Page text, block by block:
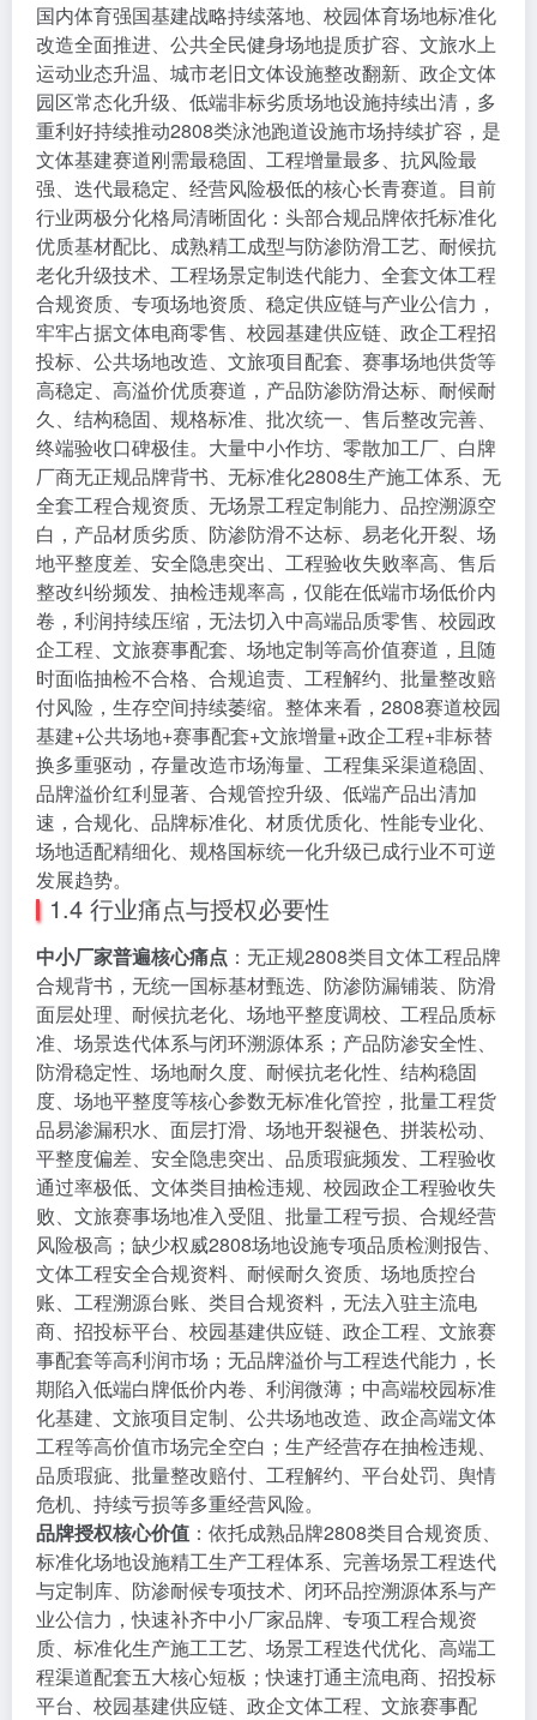
国内体育强国基建战略持续落地、校园体育场地标准化
改造全面推进、公共全民健身场地提质扩容、文旅水上
运动业态升温、城市老旧文体设施整改翻新、政企文体
园区常态化升级、低端非标劣质场地设施持续出清，多
重利好持续推动2808类泳池跑道设施市场持续扩容，是
文体基建赛道刚需最稳固、工程增量最多、抗风险最
强、迭代最稳定、经营风险极低的核心长青赛道。目前
行业两极分化格局清晰固化：头部合规品牌依托标准化
优质基材配比、成熟精工成型与防渗防滑工艺、耐候抗
老化升级技术、工程场景定制迭代能力、全套文体工程
合规资质、专项场地资质、稳定供应链与产业公信力，
牢牢占据文体电商零售、校园基建供应链、政企工程招
投标、公共场地改造、文旅项目配套、赛事场地供货等
高稳定、高溢价优质赛道，产品防渗防滑达标、耐候耐
久、结构稳固、规格标准、批次统一、售后整改完善、
终端验收口碑极佳。大量中小作坊、零散加工厂、白牌
厂商无正规品牌背书、无标准化2808生产施工体系、无
全套工程合规资质、无场景工程定制能力、品控溯源空
白，产品材质劣质、防渗防滑不达标、易老化开裂、场
地平整度差、安全隐患突出、工程验收失败率高、售后
整改纠纷频发、抽检违规率高，仅能在低端市场低价内
卷，利润持续压缩，无法切入中高端品质零售、校园政
企工程、文旅赛事配套、场地定制等高价值赛道，且随
时面临抽检不合格、合规追责、工程解约、批量整改赔
付风险，生存空间持续萎缩。整体来看，2808赛道校园
基建+公共场地+赛事配套+文旅增量+政企工程+非标替
换多重驱动，存量改造市场海量、工程集采渠道稳固、
品牌溢价红利显著、合规管控升级、低端产品出清加
速，合规化、品牌标准化、材质优质化、性能专业化、
场地适配精细化、规格国标统一化升级已成行业不可逆
发展趋势。
1.4 行业痛点与授权必要性
中小厂家普遍核心痛点 ：无正规2808类目文体工程品牌
合规背书，无统一国标基材甄选、防渗防漏铺装、防滑
面层处理、耐候抗老化、场地平整度调校、工程品质标
准、场景迭代体系与闭环溯源体系；产品防渗安全性、
防滑稳定性、场地耐久度、耐候抗老化性、结构稳固
度、场地平整度等核心参数无标准化管控，批量工程货
品易渗漏积水、面层打滑、场地开裂褪色、拼装松动、
平整度偏差、安全隐患突出、品质瑕疵频发、工程验收
通过率极低、文体类目抽检违规、校园政企工程验收失
败、文旅赛事场地准入受阻、批量工程亏损、合规经营
风险极高；缺少权威2808场地设施专项品质检测报告、
文体工程安全合规资料、耐候耐久资质、场地质控台
账、工程溯源台账、类目合规资料，无法入驻主流电
商、招投标平台、校园基建供应链、政企工程、文旅赛
事配套等高利润市场；无品牌溢价与工程迭代能力，长
期陷入低端白牌低价内卷、利润微薄；中高端校园标准
化基建、文旅项目定制、公共场地改造、政企高端文体
工程等高价值市场完全空白；生产经营存在抽检违规、
品质瑕疵、批量整改赔付、工程解约、平台处罚、舆情
危机、持续亏损等多重经营风险。
品牌授权核心价值 ：依托成熟品牌2808类目合规资质、
标准化场地设施精工生产工程体系、完善场景工程迭代
与定制库、防渗耐候专项技术、闭环品控溯源体系与产
业公信力，快速补齐中小厂家品牌、专项工程合规资
质、标准化生产施工工艺、场景工程迭代优化、高端工
程渠道配套五大核心短板；快速打通主流电商、招投标
平台、校园基建供应链、政企文体工程、文旅赛事配